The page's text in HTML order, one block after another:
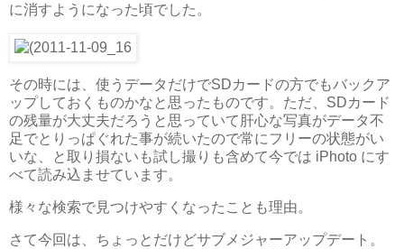
に消すようになった頃でした。
その時には、使うデータだけでSDカードの方でもバックア
ップしておくものかなと思ったものです。ただ、SDカード
の残量が大丈夫だろうと思っていて肝心な写真がデータ不
足でとりっぱぐれた事が続いたので常にフリーの状態がい
いな、と取り損ないも試し撮りも含めて今では iPhoto にす
べて読み込ませています。
様々な検索で見つけやすくなったことも理由。
さて今回は、ちょっとだけどサブメジャーアップデート。